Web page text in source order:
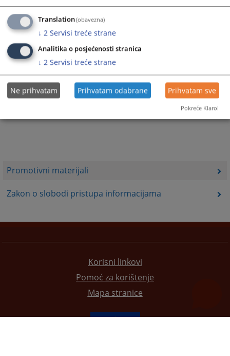
Promotivni materijali
Zakon o slobodi pristupa informacijama
Korisni linkovi
Pomoć za korištenje
Mapa stranice
Translation(obavezna)
↓ 2 Servisi treće strane
Analitika o posjećenosti stranica
↓ 2 Servisi treće strane
Ne prihvatam Prihvatam odabrane Prihvatam sve
Pokreće Klaro!